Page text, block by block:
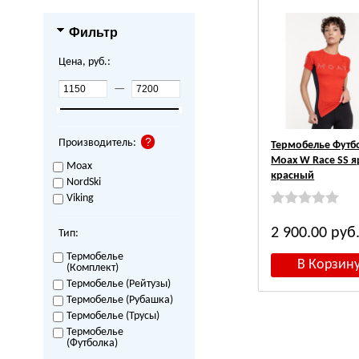
Фильтр
Цена, руб.:
—
Производитель:
Moax
NordSki
Viking
Тип:
Термобелье
(Комплект)
Термобелье (Рейтузы)
Термобелье (Рубашка)
Термобелье (Трусы)
Термобелье
(Футболка)
Термобелье
Moax W Race SS
красный
2 900.00 руб.